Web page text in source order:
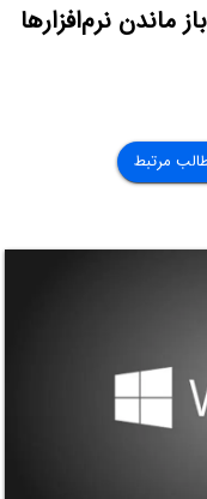
نرم‌افزارها
مرتبط